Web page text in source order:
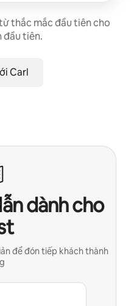
thắc mắc đầu tiên cho
đầu tiên.
Carl
dành cho
để đón tiếp khách thành